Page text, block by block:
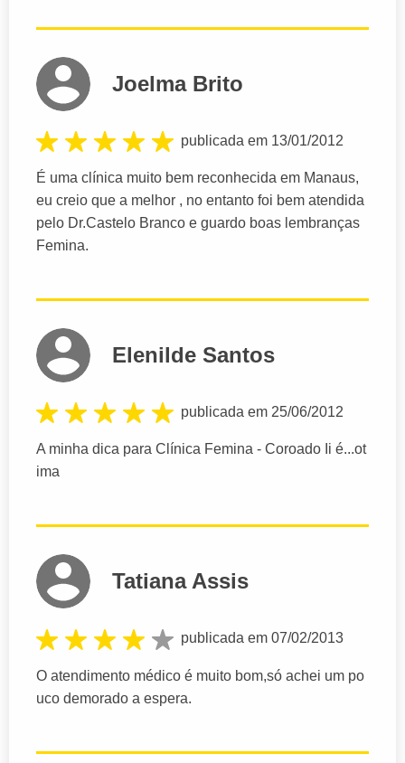
Joelma Brito
publicada em 13/01/2012
É uma clínica muito bem reconhecida em Manaus,
eu creio que a melhor , no entanto foi bem atendida
pelo Dr.Castelo Branco e guardo boas lembranças
Femina.
Elenilde Santos
publicada em 25/06/2012
A minha dica para Clínica Femina - Coroado Ii é...ot
ima
Tatiana Assis
publicada em 07/02/2013
O atendimento médico é muito bom,só achei um po
uco demorado a espera.